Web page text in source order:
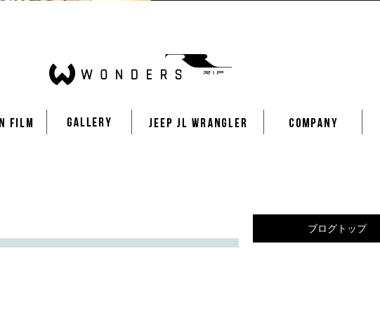
ブログトップ